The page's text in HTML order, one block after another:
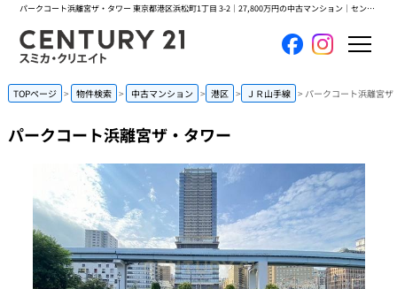
パークコート浜離宮ザ・タワー 東京都港区浜松町1丁目 3-2｜27,800万円の中古マンション｜センチュリー21スミカ・クリエイト
ホーム
当社について
買いたい
売りたい
コンテンツ
TOPページ 物件検索 中古マンション 港区 ＪＲ山手線 パークコート浜離宮ザ
パークコート浜離宮ザ・タワー